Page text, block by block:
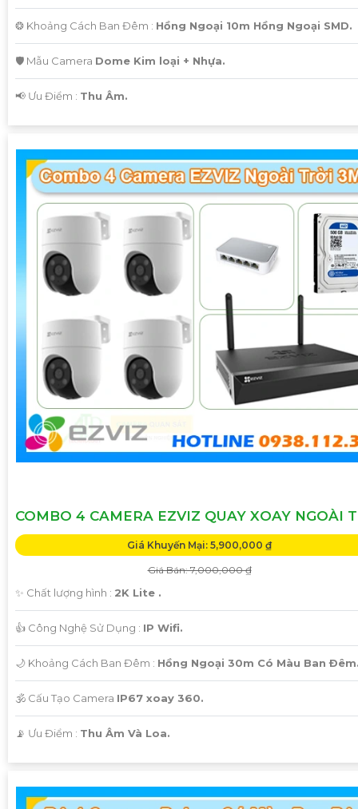
❂ Khoảng Cách Ban Đêm : Hồng Ngoại 10m Hồng Ngoại SMD.
🛡 Mẫu Camera Dome Kim loại + Nhựa.
️📢 Ưu Điểm : Thu Âm.
COMBO 4 CAMERA EZVIZ QUAY XOAY NGOÀI
Giá Khuyến Mại: 5,900,000 ₫
Giá Bán: 7,000,000 ₫
✨ Chất lượng hình : 2K Lite .
👍 Công Nghệ Sử Dụng : IP Wifi.
🌙 Khoảng Cách Ban Đêm : Hồng Ngoại 30m Có Màu Ban
🕉️ Cấu Tạo Camera IP67 xoay 360.
️📡 Ưu Điểm : Thu Âm Và Loa.